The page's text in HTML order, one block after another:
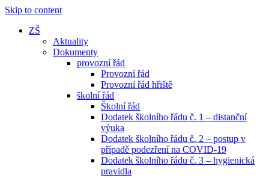
Skip to content
ZŠ
Aktuality
Dokumenty
provozní řád
Provozní řád
Provozní řád hřiště
školní řád
Školní řád
Dodatek školního řádu č. 1 – distanční
výuka
Dodatek školního řádu č. 2 – postup v
případě podezření na COVID-19
Dodatek školního řádu č. 3 – hygienická
pravidla